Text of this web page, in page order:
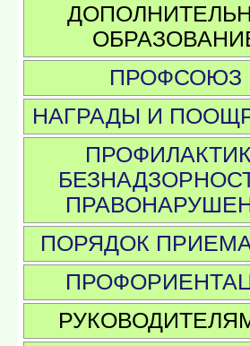
ПРОФСОЮЗ
НАГРАДЫ И
ПОРЯДОК